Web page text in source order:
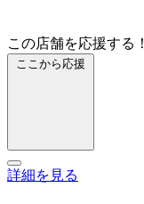
この店舗を応援する！
ここから応援
詳細を見る